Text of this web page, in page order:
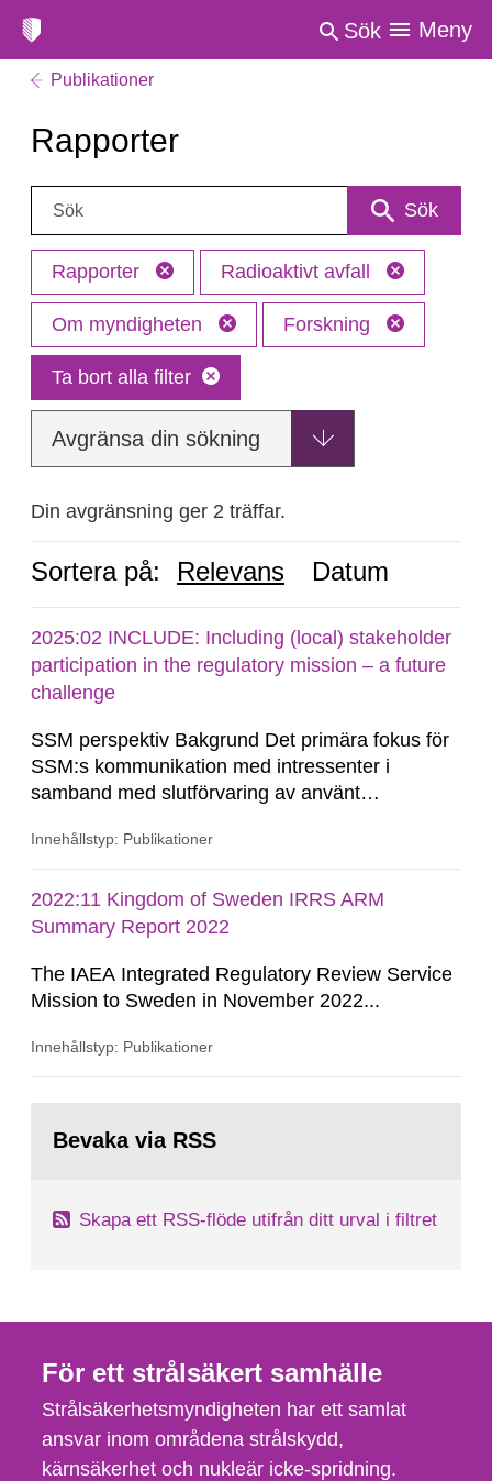
Sök Meny
Publikationer
Rapporter
Sök: Sök
Rapporter Radioaktivt avfall
Om myndigheten Forskning
Ta bort alla filter
Avgränsa din sökning
Din avgränsning ger 2 träffar.
Sortera på: Relevans Datum
2025:02 INCLUDE: Including (local) stakeholder
participation in the regulatory mission – a future
challenge
SSM perspektiv Bakgrund Det primära fokus för
SSM:s kommunikation med intressenter i
samband med slutförvaring av använt
legat på formella samrådsprocesser kring den
utvecklingsprogram samt SKB:s
tillståndsansökningar enligt kärntekniklagen.
Innehållstyp: Publikationer
2022:11 Kingdom of Sweden IRRS ARM
Summary Report 2022
The IAEA Integrated Regulatory Review Service
Mission to Sweden in November 2022...
Innehållstyp: Publikationer
sida:Bevaka via RSS
Skapa ett RSS-flöde utifrån ditt urval i filtret
För ett strålsäkert samhälle
Strålsäkerhetsmyndigheten har ett samlat
ansvar inom områdena strålskydd,
kärnsäkerhet och nukleär icke-spridning.